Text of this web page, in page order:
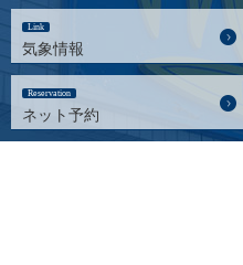
Link
気象情報
Reservation
ネット予約